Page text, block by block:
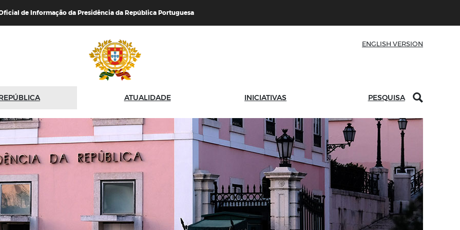
de Informação da Presidência da República Portuguesa
ENGLISH VERSION
ATUALIDADE INICIATIVAS PESQUISA